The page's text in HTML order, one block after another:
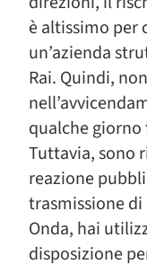
è altissimo per
un’azienda
Rai. Quindi,
qualche giorno
Tuttavia, sono
reazione
trasmissione
Onda, hai
disposizione